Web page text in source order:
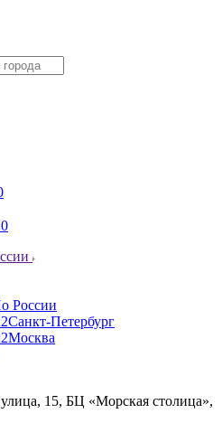
0
России
Санкт-Петербург
Москва
15, БЦ «Морская столица»,